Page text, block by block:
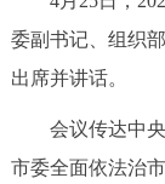
市领导
委副书记、组织
出席并讲话。
会议传达中央
市委全面依法治